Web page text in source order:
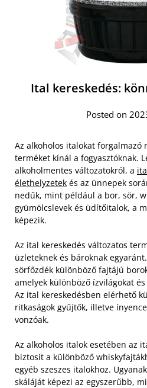
Ital kereskedés:
Posted on
Az alkoholos italokat forgalmazó
terméket kínál a fogyasztóknak.
alkoholmentes változatokról, a
élethelyzetek és az ünnepek
nedűk, mint például a bor, sör,
gyümölcslevek és üdítőitalok, a
képezik.
Az ital kereskedés változatos
üzleteknek és bároknak
sörfőzdék különböző fajtájú
amelyek különböző ízvilágokat
Az ital kereskedésben elérhető
ritkaságok gyűjtők, illetve
vonzóak.
Az alkoholos italok esetében az
biztosít a különböző
egyéb szeszes italokhoz.
skáláját képezi az egyszerűbb,